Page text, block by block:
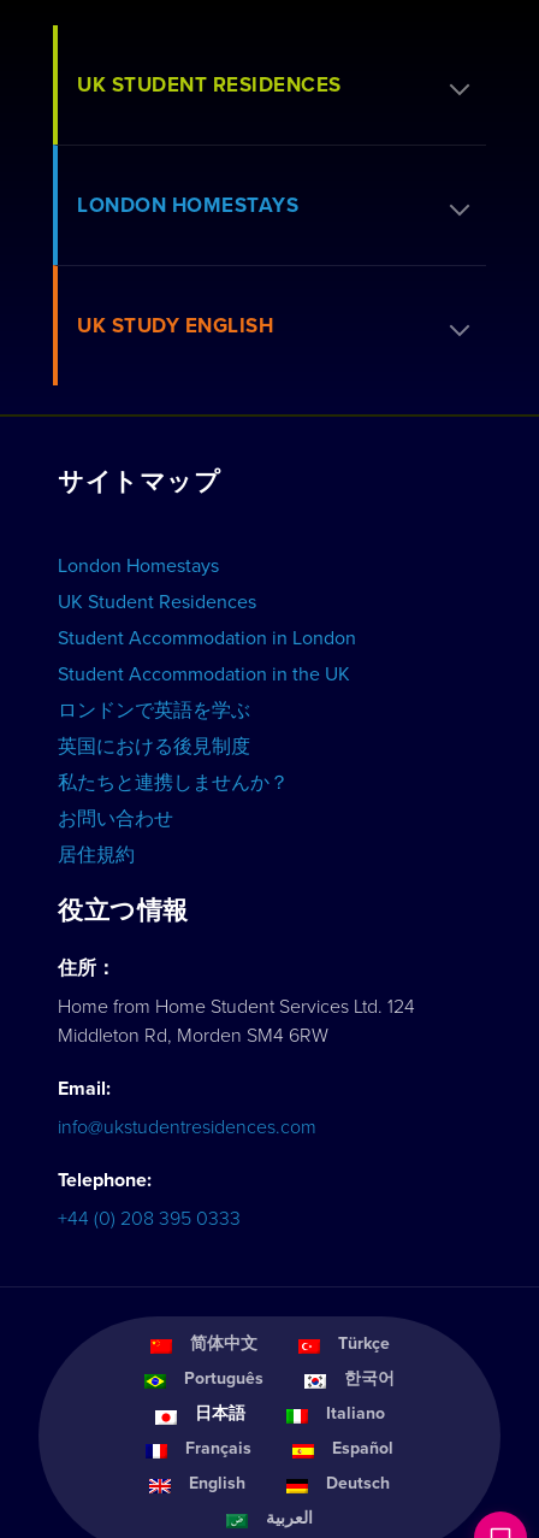
UK STUDENT RESIDENCES
居住許可を申請する
住居を見る
LONDON HOMESTAYS
ホームステイを予約する
私たちと連携しませんか？
UK STUDY ENGLISH
学校を見る
サイトマップ
London Homestays
UK Student Residences
Student Accommodation in London
Student Accommodation in the UK
ロンドンで英語を学ぶ
英国における後見制度
私たちと連携しませんか？
お問い合わせ
居住規約
役立つ情報
住所：
Home from Home Student Services Ltd. 124
Middleton Rd, Morden SM4 6RW
Email:
info@ukstudentresidences.com
Telephone:
+44 (0) 208 395 0333
简体中文
Türkçe
Português
한국어
日本語
Italiano
Français
Español
English
Deutsch
العربية